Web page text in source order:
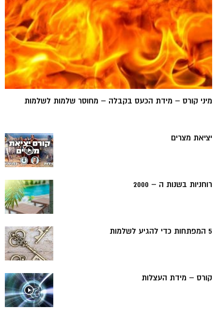
מיני קורס – מידת הכעס בקבלה – מחוסר שלמות לשלמות
יציאת מצרים
רוחניות בשנות ה – 2000
5 המפתחות כדי להגיע לשלמות
קורס – מידת העצלות